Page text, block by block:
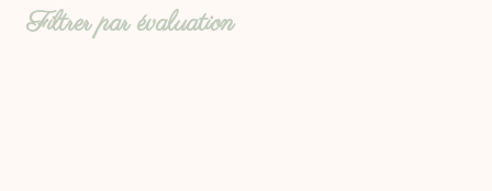
Filtrer par évaluation